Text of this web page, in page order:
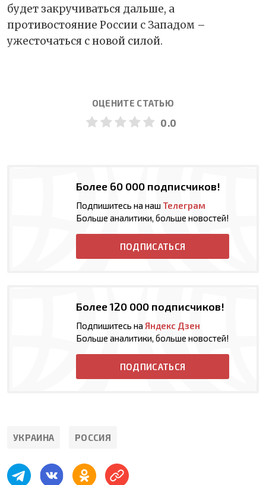
будет закручиваться дальше, а
противостояние России с Западом –
ужесточаться с новой силой.
ОЦЕНИТЕ СТАТЬЮ
0.0
Более 60 000 подписчиков!
Подпишитесь на наш Телеграм
Больше аналитики, больше новостей!
ПОДПИСАТЬСЯ
Более 120 000 подписчиков!
Подпишитесь на Яндекс Дзен
Больше аналитики, больше новостей!
ПОДПИСАТЬСЯ
УКРАИНА РОССИЯ